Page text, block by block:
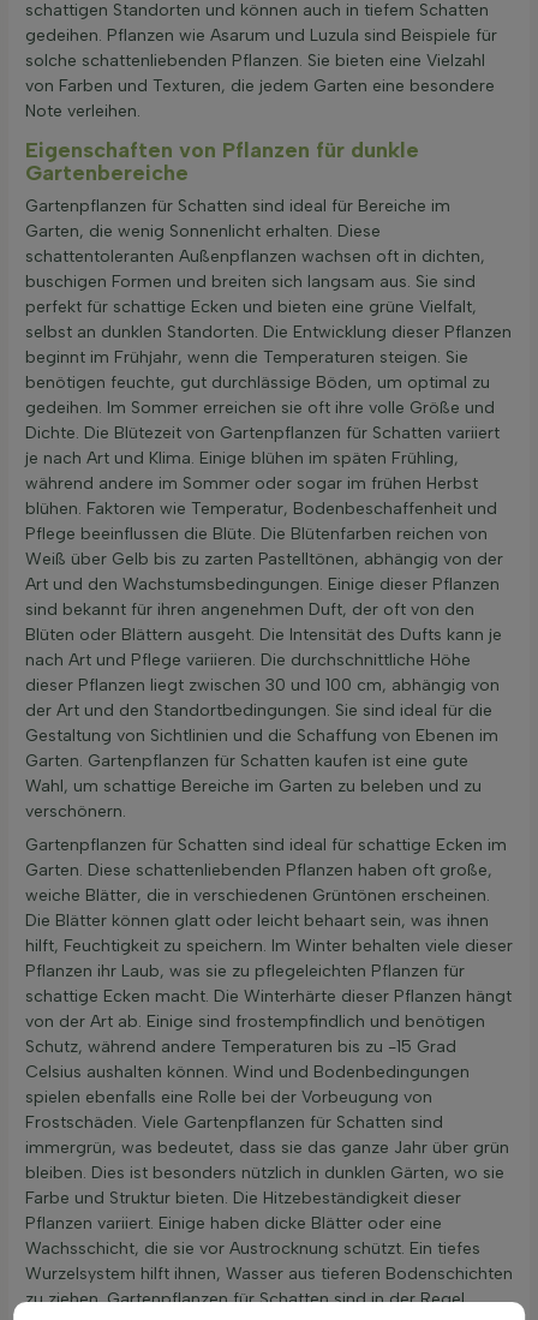
schattigen Standorten und können auch in tiefem Schatten
gedeihen. Pflanzen wie Asarum und Luzula sind Beispiele für
solche schattenliebenden Pflanzen. Sie bieten eine Vielzahl
von Farben und Texturen, die jedem Garten eine besondere
Note verleihen.
Eigenschaften von Pflanzen für dunkle
Gartenbereiche
Gartenpflanzen für Schatten sind ideal für Bereiche im
Garten, die wenig Sonnenlicht erhalten. Diese
schattentoleranten Außenpflanzen wachsen oft in dichten,
buschigen Formen und breiten sich langsam aus. Sie sind
perfekt für schattige Ecken und bieten eine grüne Vielfalt,
selbst an dunklen Standorten. Die Entwicklung dieser Pflanzen
beginnt im Frühjahr, wenn die Temperaturen steigen. Sie
benötigen feuchte, gut durchlässige Böden, um optimal zu
gedeihen. Im Sommer erreichen sie oft ihre volle Größe und
Dichte. Die Blütezeit von Gartenpflanzen für Schatten variiert
je nach Art und Klima. Einige blühen im späten Frühling,
während andere im Sommer oder sogar im frühen Herbst
blühen. Faktoren wie Temperatur, Bodenbeschaffenheit und
Pflege beeinflussen die Blüte. Die Blütenfarben reichen von
Weiß über Gelb bis zu zarten Pastelltönen, abhängig von der
Art und den Wachstumsbedingungen. Einige dieser Pflanzen
sind bekannt für ihren angenehmen Duft, der oft von den
Blüten oder Blättern ausgeht. Die Intensität des Dufts kann je
nach Art und Pflege variieren. Die durchschnittliche Höhe
dieser Pflanzen liegt zwischen 30 und 100 cm, abhängig von
der Art und den Standortbedingungen. Sie sind ideal für die
Gestaltung von Sichtlinien und die Schaffung von Ebenen im
Garten. Gartenpflanzen für Schatten kaufen ist eine gute
Wahl, um schattige Bereiche im Garten zu beleben und zu
verschönern.
Gartenpflanzen für Schatten sind ideal für schattige Ecken im
Garten. Diese schattenliebenden Pflanzen haben oft große,
weiche Blätter, die in verschiedenen Grüntönen erscheinen.
Die Blätter können glatt oder leicht behaart sein, was ihnen
hilft, Feuchtigkeit zu speichern. Im Winter behalten viele dieser
Pflanzen ihr Laub, was sie zu pflegeleichten Pflanzen für
schattige Ecken macht. Die Winterhärte dieser Pflanzen hängt
von der Art ab. Einige sind frostempfindlich und benötigen
Schutz, während andere Temperaturen bis zu -15 Grad
Celsius aushalten können. Wind und Bodenbedingungen
spielen ebenfalls eine Rolle bei der Vorbeugung von
Frostschäden. Viele Gartenpflanzen für Schatten sind
immergrün, was bedeutet, dass sie das ganze Jahr über grün
bleiben. Dies ist besonders nützlich in dunklen Gärten, wo sie
Farbe und Struktur bieten. Die Hitzebeständigkeit dieser
Pflanzen variiert. Einige haben dicke Blätter oder eine
Wachsschicht, die sie vor Austrocknung schützt. Ein tiefes
Wurzelsystem hilft ihnen, Wasser aus tieferen Bodenschichten
zu ziehen. Gartenpflanzen für Schatten sind in der Regel